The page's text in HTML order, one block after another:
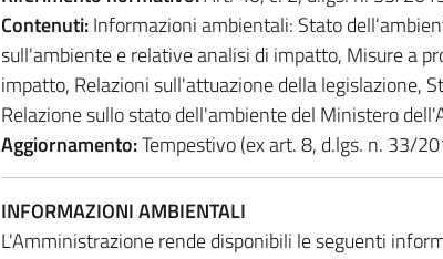
Contenuti:Informazioni ambientali: Stato
sull'ambiente e relative analisi di impatto, Misure a
impatto, Relazioni sull'attuazione della legislazione,
Relazione sullo stato dell'ambiente del Ministero
Aggiornamento:Tempestivo (ex art. 8, d.lgs. n. 33/
INFORMAZIONI AMBIENTALI
L'Amministrazione rende disponibili le seguenti